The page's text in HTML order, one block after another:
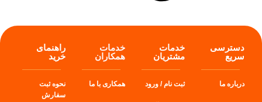
دسترسی
سریع
درباره ما
خدمات
مشتریان
ثبت نام / ورود
خدمات
همکاران
همکاری با ما
راهنمای
خرید
نحوه ثبت
سفارش